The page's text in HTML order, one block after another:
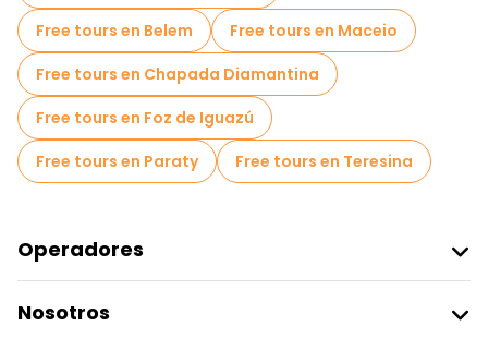
Free tours en Belem
Free tours en Maceio
Free tours en Chapada Diamantina
Free tours en Foz de Iguazú
Free tours en Paraty
Free tours en Teresina
Operadores
Acceder Como Proveedor
Nosotros